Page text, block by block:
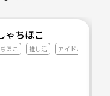
ゃちほこ
ほこ 推し活 アイドル